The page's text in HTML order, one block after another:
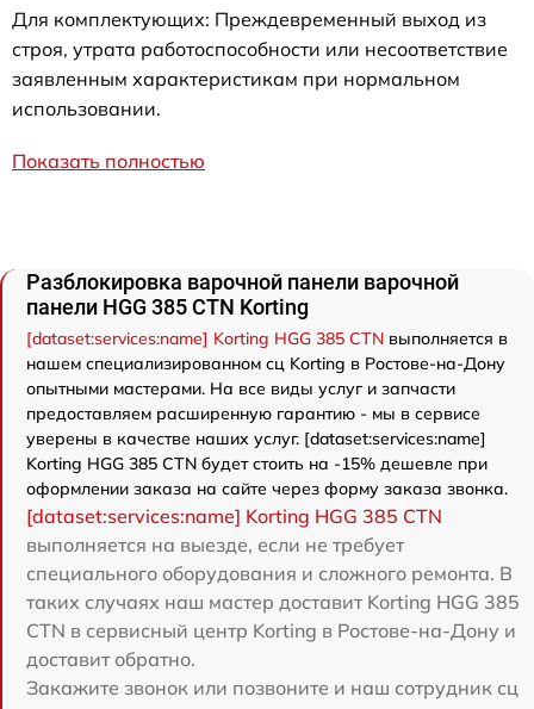
Для комплектующих: Преждевременный выход из
строя, утрата работоспособности или несоответствие
заявленным характеристикам при нормальном
использовании.
Показать полностью
Разблокировка варочной панели варочной
панели HGG 385 CTN Korting
[dataset:services:name] Korting HGG 385 CTN выполняется в
нашем специализированном сц Korting в Ростове-на-Дону
опытными мастерами. На все виды услуг и запчасти
предоставляем расширенную гарантию - мы в сервисе
уверены в качестве наших услуг. [dataset:services:name]
Korting HGG 385 CTN будет стоить на -15% дешевле при
оформлении заказа на сайте через форму заказа звонка.
[dataset:services:name] Korting HGG 385 CTN
выполняется на выезде, если не требует
специального оборудования и сложного ремонта. В
таких случаях наш мастер доставит Korting HGG 385
CTN в сервисный центр Korting в Ростове-на-Дону и
доставит обратно.
Закажите звонок или позвоните и наш сотрудник сц